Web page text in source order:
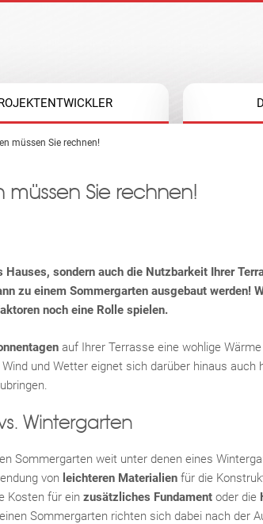
müssen Sie rechnen!
müssen Sie rechnen!
sondern auch die Nutzbarkeit Ihrer
zu einem Sommergarten ausgebaut werden!
noch eine Rolle spielen.
auf Ihrer Terrasse eine wohlige
und Wetter eignet sich darüber hinaus auch
Wintergarten
Sommergarten weit unter denen eines
von leichteren Materialienfür die
Kosten für ein zusätzliches Fundament oder die
Sommergarten richten sich dabei nach der